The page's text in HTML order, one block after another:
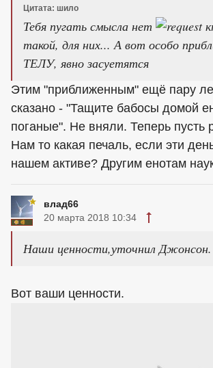
Цитата: шило
Тебя пугать смысла нет
такой, для них... А вот особо
ТЕЛУ, явно засуетятся
Этим "приближенным" ещё пару
сказано - "Тащите бабосы домой
поганые". Не вняли. Теперь пусть
Нам то какая печаль, если эти
нашем активе? Другим енотам
влад66
20 марта 2018 10:34
Наши ценности,уточнил Джонсон.
Вот ваши ценности.